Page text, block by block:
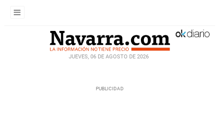
JUEVES, 06 DE AGOSTO DE 2026